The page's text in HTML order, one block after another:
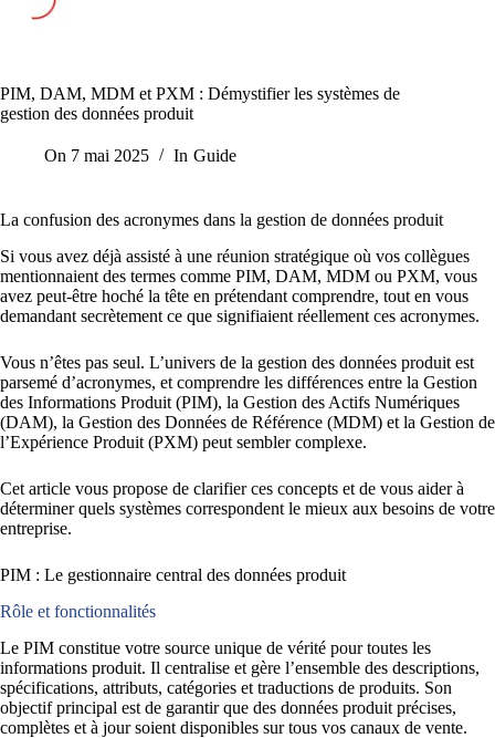
PIM, DAM, MDM et PXM : Démystifier les systèmes de
gestion des données produit
On 7 mai 2025 In Guide
La confusion des acronymes dans la gestion de données produit
Si vous avez déjà assisté à une réunion stratégique où vos collègues
mentionnaient des termes comme PIM, DAM, MDM ou PXM, vous
avez peut-être hoché la tête en prétendant comprendre, tout en vous
demandant secrètement ce que signifiaient réellement ces acronymes.
Vous n’êtes pas seul. L’univers de la gestion des données produit est
parsemé d’acronymes, et comprendre les différences entre la Gestion
des Informations Produit (PIM), la Gestion des Actifs Numériques
(DAM), la Gestion des Données de Référence (MDM) et la Gestion de
l’Expérience Produit (PXM) peut sembler complexe.
Cet article vous propose de clarifier ces concepts et de vous aider à
déterminer quels systèmes correspondent le mieux aux besoins de votre
entreprise.
PIM : Le gestionnaire central des données produit
Rôle et fonctionnalités
Le PIM constitue votre source unique de vérité pour toutes les
informations produit. Il centralise et gère l’ensemble des descriptions,
spécifications, attributs, catégories et traductions de produits. Son
objectif principal est de garantir que des données produit précises,
complètes et à jour soient disponibles sur tous vos canaux de vente.